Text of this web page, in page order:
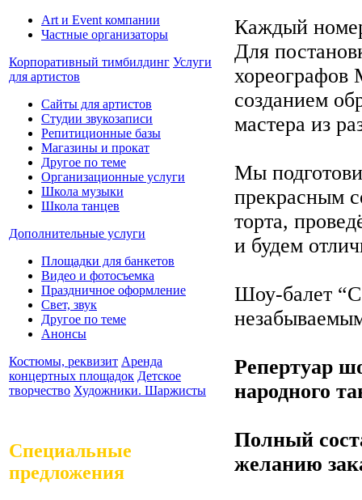
Art и Event компании
Частные организаторы
Корпоративный тимбилдинг Услуги
для артистов
Сайты для артистов
Студии звукозаписи
Репитиционные базы
Магазины и прокат
Другое по теме
Организационные услуги
Школа музыки
Школа танцев
Дополнительные услуги
Площадки для банкетов
Видео и фотосъемка
Праздничное оформление
Свет, звук
Другое по теме
Анонсы
Костюмы, реквизит Аренда
концертных площадок Детское
творчество Художники. Шаржисты
Специальные
предложения
Каждый
Для
хореографов
созданием
мастера из
Мы
прекрасным
торта,
и будем
Шоу-балет
Репертуар
народного
Полный
желанию